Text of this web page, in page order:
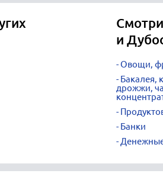
и
Овощи,
Бакалея,
дрожжи,
Банки